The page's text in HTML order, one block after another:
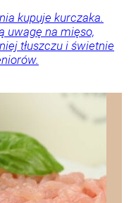
kupuje kurczaka.
uwagę na mięso,
tłuszczu i świetnie